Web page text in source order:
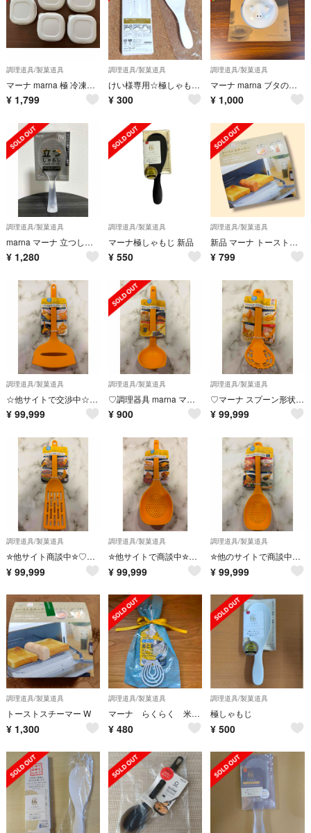
調理道具/製菓道具
マーナ marna 極 冷凍ごはん容器 5個セット
¥ 1,799
調理道具/製菓道具
けい様専用☆極しゃもじ マーナ
¥ 300
調理道具/製菓道具
マーナ marna ブタの落しぶた 17.5cm 落し蓋 おとしぶた
¥ 1,000
調理道具/製菓道具
marna マーナ 立つしゃもじ プレミアム クリア 新品未使用 極
¥ 1,280
調理道具/製菓道具
マーナ極しゃもじ 新品
¥ 550
調理道具/製菓道具
新品 マーナ トーストスチーマー キッチン パン トースター 便利 アイテム
¥ 799
調理道具/製菓道具
☆他サイトで交渉中☆♡marna マーナワイドターナー イエロー 日本製♡
¥ 99,999
調理道具/製菓道具
♡調理器具 marna マーナ きれいにすくえる計量お玉 イエロー 日本製♡
¥ 900
調理道具/製菓道具
♡マーナ スプーン形状でボールにフィットするつぶせるすくえるスプーンマッシャー♡
¥ 99,999
調理道具/製菓道具
✮他サイト商談中✮♡調理スプーンmarnaマーナしなってすくえるロングターナー♡
¥ 99,999
調理道具/製菓道具
✮他サイトで商談中✮♡調理スプーン マーナ炒めてすくえるスプーンザル日本製♡
¥ 99,999
調理道具/製菓道具
✮他のサイトで商談中✮♡調理スプーンマーナ 炒めてすくえるスプーンザル ミニ♡
¥ 99,999
調理道具/製菓道具
トーストスチーマー W
¥ 1,300
調理道具/製菓道具
マーナ らくらく 米とぎスティック
¥ 480
調理道具/製菓道具
極しゃもじ
¥ 500